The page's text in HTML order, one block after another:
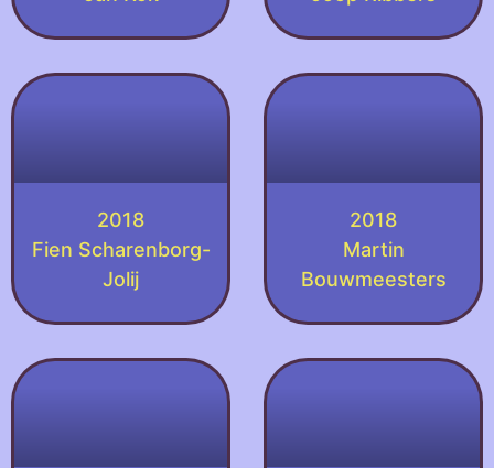
2018
Fien Scharenborg-
Jolij
2018
Martin
Bouwmeesters